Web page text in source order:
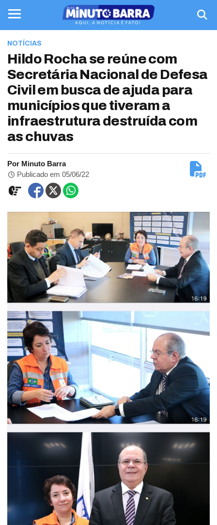
NOTÍCIAS
Hildo Rocha se reúne com
Secretária Nacional de Defesa
Civil em busca de ajuda para
municípios que tiveram a
infraestrutura destruída com
as chuvas
Por Minuto Barra
Publicado em 05/06/22